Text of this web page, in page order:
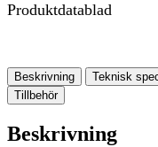
Produktdatablad
Beskrivning Teknisk
Tillbehör
Beskrivning